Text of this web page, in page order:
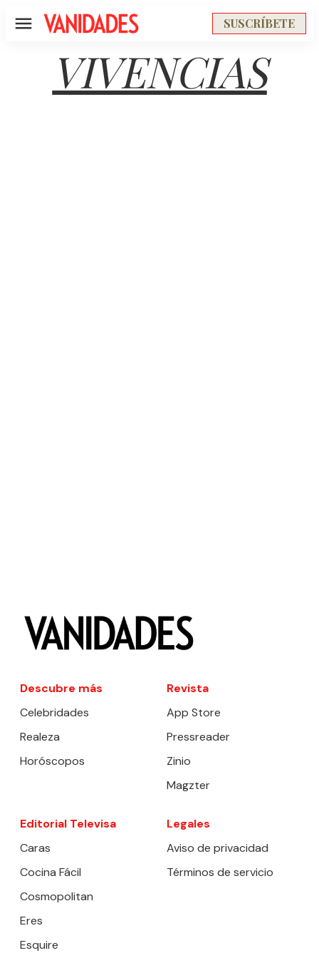
Menú SUSCRÍBETE
VIVENCIAS
Descubre más
Celebridades
Realeza
Horóscopos
Revista
App Store
Pressreader
Zinio
Magzter
Editorial Televisa
Caras
Cocina Fácil
Cosmopolitan
Eres
Esquire
Legales
Aviso de privacidad
Términos de servicio